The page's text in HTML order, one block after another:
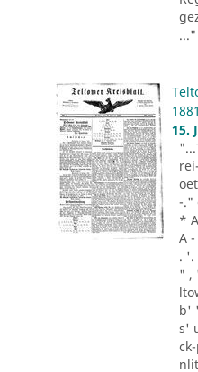
..."
1881
15.
-."
*
A
. '.
" ,
b'
s'